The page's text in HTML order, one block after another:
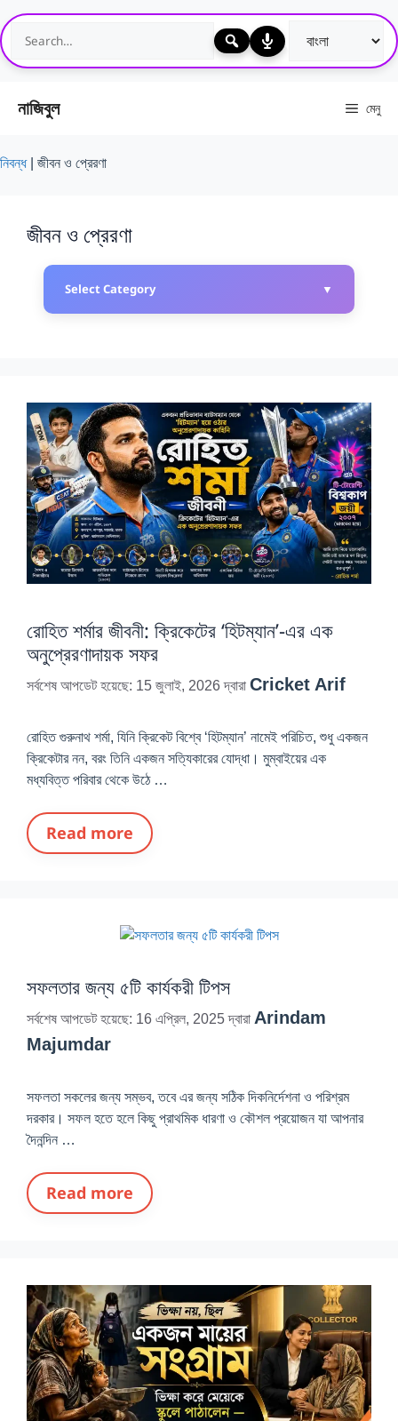
এড়িেয়
লেখায়
যান
নাজিবুল মেনু
নিবন্ধ| জীবন ও প্রেরণা
জীবন ও প্রেরণা
Select Category ▼
রোহিত শর্মার জীবনী: ক্রিকেটের ‘হিটম্যান’-এর এক
অনুপ্রেরণাদায়ক সফর
সর্বশেষ আপডেট হয়েছে: 15 জুলাই, 2026দ্বারা Cricket Arif
রোহিত গুরুনাথ শর্মা, যিনি ক্রিকেট বিশ্বে ‘হিটম্যান’ নামেই পরিচিত, শুধু একজন
ক্রিকেটার নন, বরং তিনি একজন সত্যিকারের যোদ্ধা। মুম্বাইয়ের এক
মধ্যবিত্ত পরিবার থেকে উঠে …
Read more
সফলতার জন্য ৫টি কার্যকরী টিপস
সর্বশেষ আপডেট হয়েছে: 16 এপ্রিল, 2025দ্বারা Arindam
Majumdar
সফলতা সকলের জন্য সম্ভব, তবে এর জন্য সঠিক দিকনির্দেশনা ও পরিশ্রম
দরকার। সফল হতে হলে কিছু প্রাথমিক ধারণা ও কৌশল প্রয়োজন যা আপনার
দৈনন্দিন …
Read more